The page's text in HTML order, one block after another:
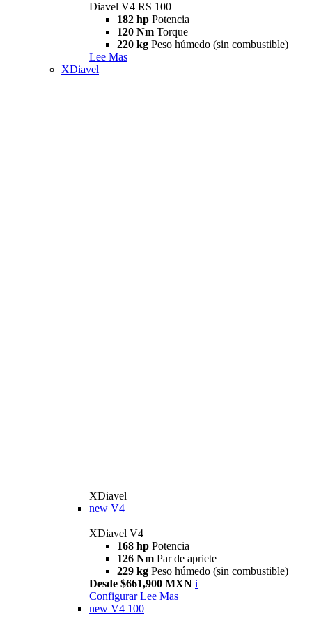
Diavel V4 RS 100
182 hp Potencia
120 Nm Torque
220 kg Peso húmedo (sin combustible)
Lee Mas
XDiavel
XDiavel
new V4
XDiavel V4
168 hp Potencia
126 Nm Par de apriete
229 kg Peso húmedo (sin combustible)
Desde $661,900 MXN i
Configurar Lee Mas
new V4 100